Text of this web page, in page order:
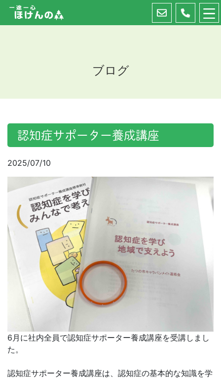
ブログ
認知症サポーター養成講座
2025/07/10
6月に社内全員で認知症サポーター養成講座を受講しまし
た。
認知症サポーター養成講座は、認知症の基本的な知識を学